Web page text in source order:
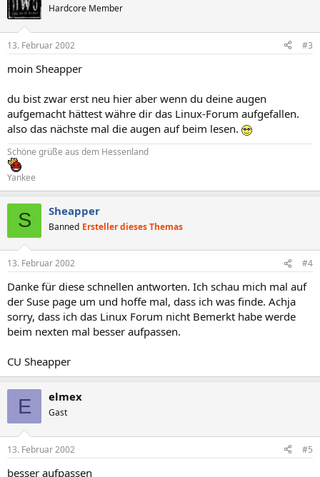
Hardcore Member
13. Februar 2002 #3
moin Sheapper
du bist zwar erst neu hier aber wenn du deine augen
aufgemacht hättest währe dir das Linux-Forum aufgefallen.
also das nächste mal die augen auf beim lesen.
Schöne grüße aus dem Hessenland
Yankee
S Sheapper
Banned Ersteller dieses Themas
13. Februar 2002 #4
Danke für diese schnellen antworten. Ich schau mich mal auf
der Suse page um und hoffe mal, dass ich was finde. Achja
sorry, dass ich das Linux Forum nicht Bemerkt habe werde
beim nexten mal besser aufpassen.
CU Sheapper
E elmex
Gast
13. Februar 2002 #5
besser aufpassen